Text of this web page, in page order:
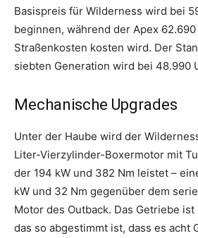
Basispreis für Wilderness wird bei
beginnen, während der Apex
Straßenkosten kosten wird. Der
siebten Generation wird bei 48.990
Mechanische Upgrades
Unter der Haube wird der
Liter-Vierzylinder-Boxermotor mit
der 194 kW und 382 Nm leistet –
kW und 32 Nm gegenüber dem
Motor des Outback. Das Getriebe
das so abgestimmt ist, dass es acht